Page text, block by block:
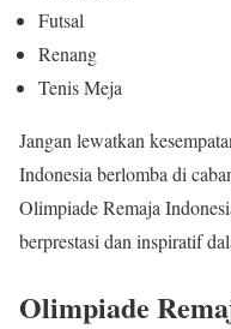
Futsal
Renang
Tenis Meja
Jangan lewatkan
Indonesia berlomba di
Olimpiade Remaja
berprestasi dan inspiratif
Olimpiade